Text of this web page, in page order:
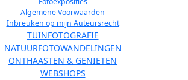
Algemene Voorwaarden
Inbreuken op mijn Auteursrecht
TUINFOTOGRAFIE
NATUURFOTOWANDELINGEN
ONTHAASTEN & GENIETEN
WEBSHOPS